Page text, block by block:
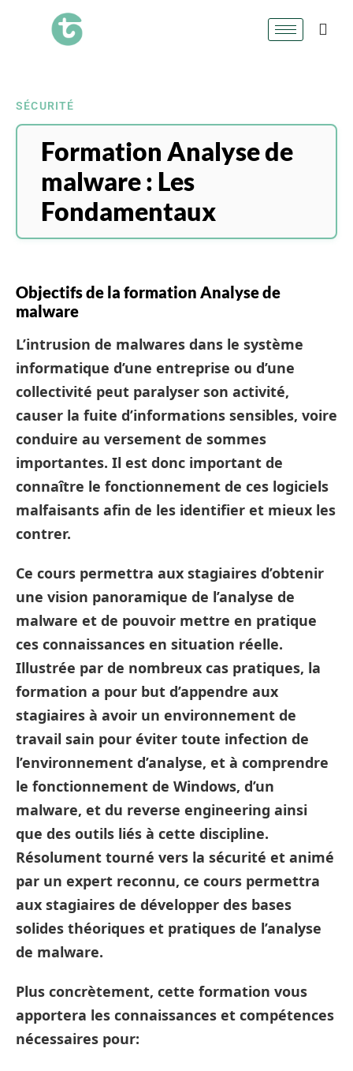
SÉCURITÉ
Formation Analyse de
malware : Les
Fondamentaux
Objectifs de la formation Analyse de
malware
L’intrusion de malwares dans le système
informatique d’une entreprise ou d’une
collectivité peut paralyser son activité,
causer la fuite d’informations sensibles, voire
conduire au versement de sommes
importantes. Il est donc important de
connaître le fonctionnement de ces logiciels
malfaisants afin de les identifier et mieux les
contrer.
Ce cours permettra aux stagiaires d’obtenir
une vision panoramique de l’analyse de
malware et de pouvoir mettre en pratique
ces connaissances en situation réelle.
Illustrée par de nombreux cas pratiques, la
formation a pour but d’appendre aux
stagiaires à avoir un environnement de
travail sain pour éviter toute infection de
l’environnement d’analyse, et à comprendre
le fonctionnement de Windows, d’un
malware, et du reverse engineering ainsi
que des outils liés à cette discipline.
Résolument tourné vers la sécurité et animé
par un expert reconnu, ce cours permettra
aux stagiaires de développer des bases
solides théoriques et pratiques de l’analyse
de malware.
Plus concrètement, cette formation vous
apportera les connaissances et compétences
nécessaires pour: